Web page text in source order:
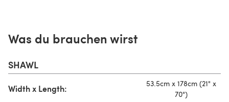
Was du brauchen wirst
SHAWL
Width x Length:
53.5cm x 178cm (21" x
70")